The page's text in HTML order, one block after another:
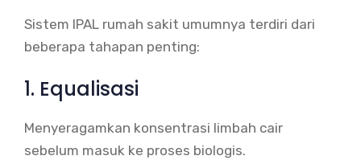
Sistem IPAL rumah sakit umumnya terdiri dari
beberapa tahapan penting:
1. Equalisasi
Menyeragamkan konsentrasi limbah cair
sebelum masuk ke proses biologis.